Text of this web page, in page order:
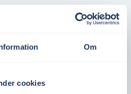
Om
cookies
minska elkostnaderna
för både
innebär att varje